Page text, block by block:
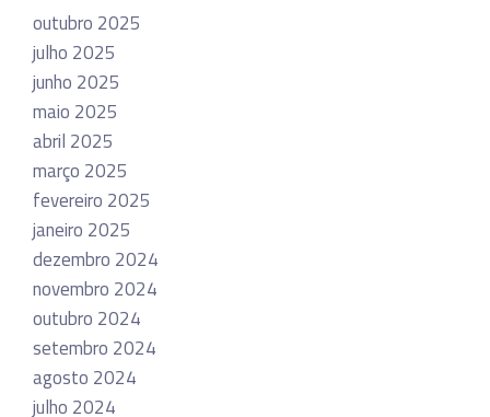
outubro 2025
julho 2025
junho 2025
maio 2025
abril 2025
março 2025
fevereiro 2025
janeiro 2025
dezembro 2024
novembro 2024
outubro 2024
setembro 2024
agosto 2024
julho 2024